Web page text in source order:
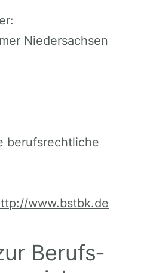
Niedersachsen
berufsrechtliche
www.bstbk.de
Berufs­